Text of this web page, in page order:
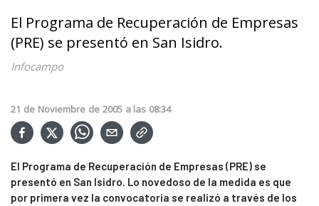
El Programa de Recuperación de Empresas
(PRE) se presentó en San Isidro.
Infocampo
21 de Noviembre de 2005 a las 08:34
El Programa de Recuperación de Empresas (PRE) se
presentó en San Isidro. Lo novedoso de la medida es que
por primera vez la convocatoria se realizó a través de los